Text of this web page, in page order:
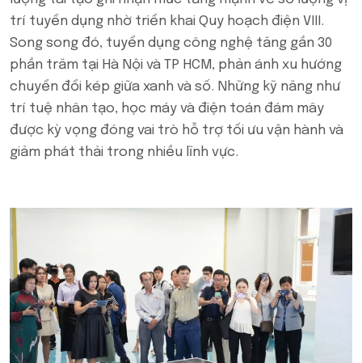
trí tuyển dụng nhờ triển khai Quy hoạch điện VIII.
Song song đó, tuyển dụng công nghệ tăng gần 30
phần trăm tại Hà Nội và TP HCM, phản ánh xu hướng
chuyển đổi kép giữa xanh và số. Những kỹ năng như
trí tuệ nhân tạo, học máy và điện toán đám mây
được kỳ vọng đóng vai trò hỗ trợ tối ưu vận hành và
giảm phát thải trong nhiều lĩnh vực.